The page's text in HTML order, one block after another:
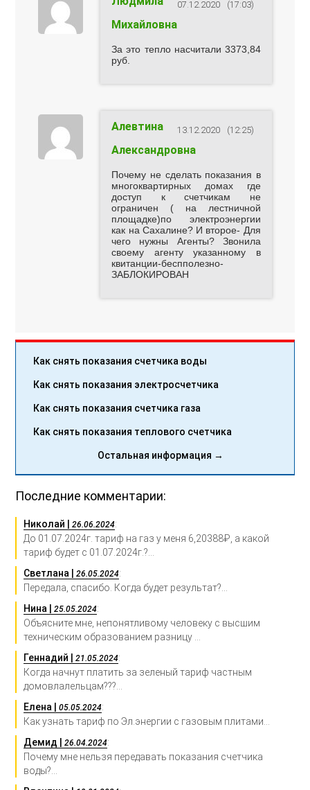
(17:03)
07.12.2020
Михайловна
За это тепло насчитали 3373,84
руб.
(12:25)
13.12.2020
Алевтина
Александровна
Почему не сделать показания в
многоквартирных домах где
доступ к счетчикам не
ограничен ( на лестничной
площадке)по электроэнергии
как на Сахалине? И второе- Для
чего нужны Агенты? Звонила
своему агенту указанному в
квитанции-беспполезно-
ЗАБЛОКИРОВАН
Как снять показания счетчика воды
Как снять показания электросчетчика
Как снять показания счетчика газа
Как снять показания теплового счетчика
Остальная информация →
Последние комментарии:
Николай |26.06.2024:
До 01.07.2024г. тариф на газ у меня 6,20388₽, а какой
тариф будет с 01.07.2024г.?...
Светлана |26.05.2024:
Передала, спасибо. Когда будет результат?...
Нина |25.05.2024:
Объясните мне, непонятливому человеку с высшим
техническим образованием разницу ...
Геннадий |21.05.2024:
Когда начнут платить за зеленый тариф частным
домовлалельцам???...
Елена |05.05.2024:
Как узнать тариф по Эл.энергии с газовым плитами...
Демид |26.04.2024:
Почему мне нельзя передавать показания счетчика
воды?...